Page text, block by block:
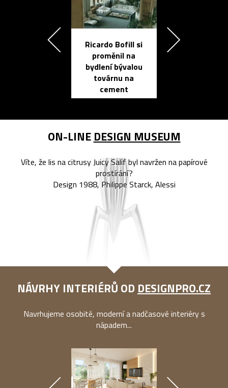
Ricardo Bofill si
proměnil na
bydlení bývalou
továrnu na
cement
ON-LINE DESIGN MUSEUM
Víte, že lis na citrusy Juicy Salif byl navržen na papírové
prostírání?
Design 1988, Philippe Starck, Alessi
NÁVRHY INTERIÉRŮ OD DESIGNPRO.CZ
Navrhujeme osobité, moderní a nadčasové interiéry s
nápadem...